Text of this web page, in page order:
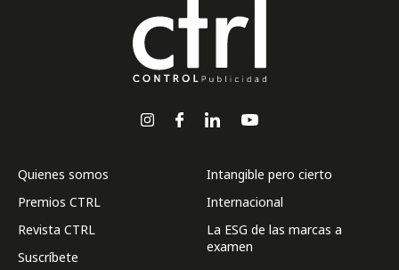
Quienes somos
Premios CTRL
Revista CTRL
Suscríbete
Intangible pero cierto
Internacional
La ESG de las marcas a
examen